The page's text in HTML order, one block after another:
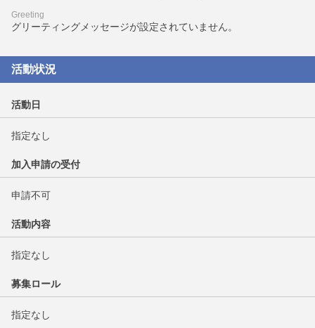
Greeting
グリーティングメッセージが設定されていません。
活動状況
活動日
指定なし
加入申請の受付
申請不可
活動内容
指定なし
募集ロール
指定なし